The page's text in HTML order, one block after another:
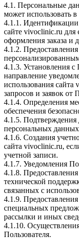
4.1. Персональные
может использовать в
4.1.1. Идентификации
сайте vivoclinic.ru для
оформления заказа и
4.1.2.
4.1.3. Установления с
направление
использования сайта
запросов и заявок от
4.1.4. Определения
обеспечения
4.1.5. Подтверждения
персональных
4.1.6. Создания
сайта vivoclinic.ru,
учетной записи.
4.1.7. Уведомления
4.1.8.
технической
связанных с
4.1.9.
специальных
рассылки и иных
4.1.10.
Пользователя.